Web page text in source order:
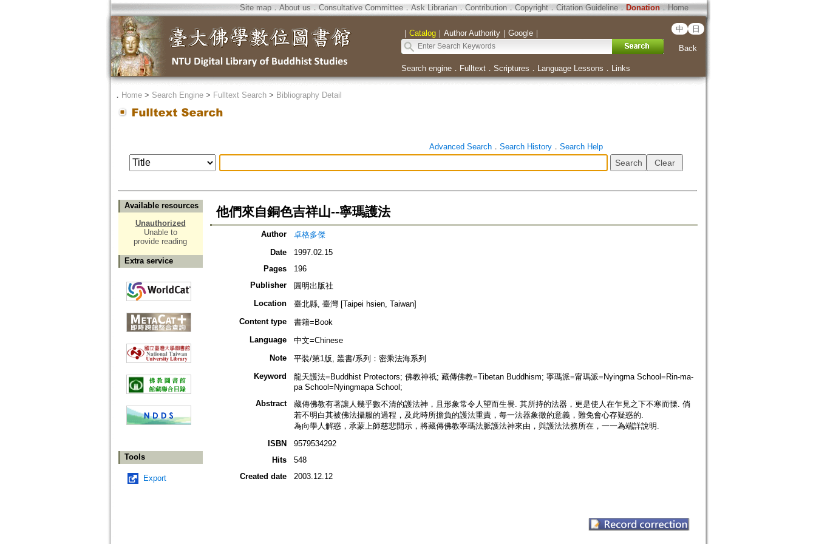
Site map．About us ． Consultative Committee． Ask Librarian． Contribution．Copyright．Citation Guideline． Donation．Home
｜ Catalog｜ Author Authority｜ Google｜ 中 日
Back
Search engine． Fulltext． Scriptures ． Language Lessons ． Links
． Home> Search Engine> Fulltext Search> Bibliography Detail
Advanced Search． Search History． Search Help
Available resources
Unauthorized
Unable to
provide reading
Extra service
Tools
Export
他們來自銅色吉祥山--寧瑪護法
Author
卓格多傑
Date
1997.02.15
Pages
196
Publisher
圓明出版社
Location
臺北縣, 臺灣 [Taipei hsien, Taiwan]
Content type
書籍=Book
Language
中文=Chinese
Note
平裝/第1版, 叢書/系列：密乘法海系列
Keyword
龍天護法=Buddhist Protectors; 佛教神祇; 藏傳佛教=Tibetan Buddhism; 寧瑪派=甯瑪派=Nyingma School=Rin-ma-
pa School=Nyingmapa School;
Abstract
藏傳佛教有著讓人幾乎數不清的護法神，且形象常令人望而生畏. 其所持的法器，更是使人在乍見之下不寒而慄. 倘
若不明白其被佛法攝服的過程，及此時所擔負的護法重責，每一法器象徵的意義，難免會心存疑惑的.
為向學人解惑，承蒙上師慈悲開示，將藏傳佛教寧瑪法脈護法神來由，與護法法務所在，一一為端詳說明.
ISBN
9579534292
Hits
548
Created date
2003.12.12